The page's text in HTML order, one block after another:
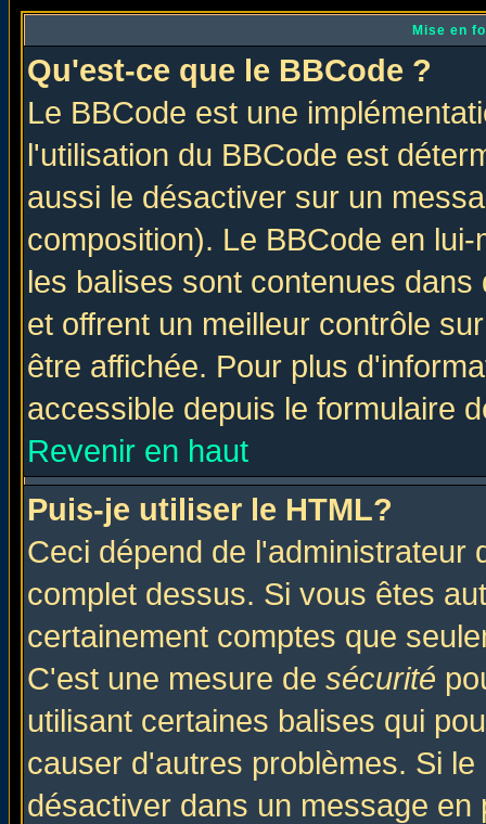
Mise en
Qu'est-ce que le BBCode ?
Le BBCode est une
l'utilisation du BBCode est
aussi le désactiver sur un
composition). Le BBCode en
les balises sont contenues
et offrent un meilleur contrôle
être affichée. Pour plus
accessible depuis le formulaire
Revenir en haut
Puis-je utiliser le HTML?
Ceci dépend de l'administrateur
complet dessus. Si vous êtes
certainement comptes que
C'est une mesure de sécurité
utilisant certaines balises qui
causer d'autres problèmes. Si
désactiver dans un message